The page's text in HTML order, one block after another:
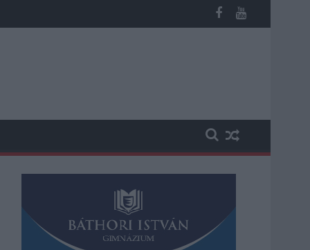
más fideszesek még kevesebbet vittek haza